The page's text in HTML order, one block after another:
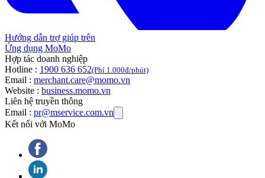
Hướng dẫn trợ giúp trên
Ứng dụng MoMo
Hợp tác doanh nghiệp
Hotline : 1900 636 652(Phí 1.000đ/phút)
Email : merchant.care@momo.vn
Website : business.momo.vn
Liên hệ truyền thông
Email : pr@mservice.com.vn
Kết nối với MoMo